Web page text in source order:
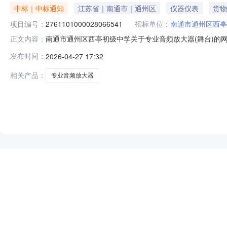
中标｜中标通知 江苏省｜南通市｜通州区 仪器仪表
货物
项目编号： 2761101000028066541 招标单位： 南通市通州区西
正文内容： 南通市通州区西亭初级中学关于专业音频放大器(舞台)
目所在行政区划编码:320612项目所在行政区划名称:江
发布时间： 2026-04-27 17:32
相关产品：
专业音频放大器